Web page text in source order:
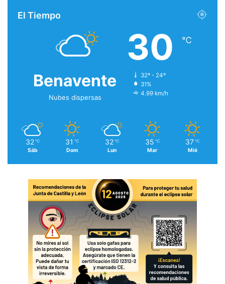
El Tiempo
Benavente
Nubes dispersas
30 ℃
32º - 24º
31%
4.99 km/h
32 ℃
Sáb
31 ℃
Dom
32 ℃
Lun
35 ℃
Mar
37 ℃
Mié